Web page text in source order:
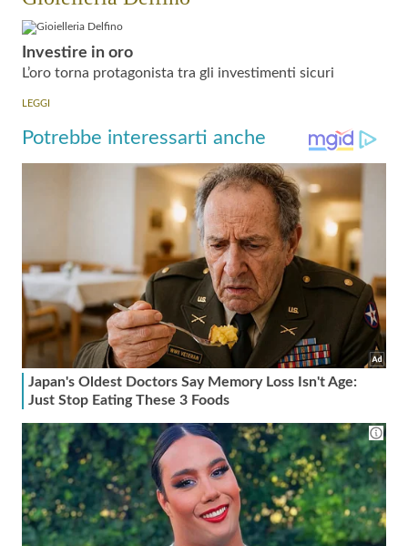
Investire in oro
L’oro torna protagonista tra gli investimenti sicuri
LEGGI